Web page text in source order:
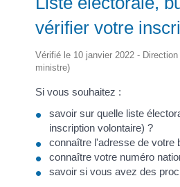
vérifier votre
Vérifié le 10 janvier 2022 -
ministre)
Si vous souhaitez :
savoir sur quelle liste
inscription volontaire) ?
connaître l'adresse de votre
connaître votre numéro
savoir si vous avez des